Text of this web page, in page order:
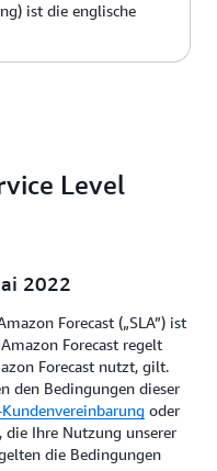
ist die englische
Level
2022
Forecast („SLA”) ist
Forecast regelt
Forecast nutzt, gilt.
den Bedingungen dieser
Kundenvereinbarung oder
Ihre Nutzung unserer
die Bedingungen